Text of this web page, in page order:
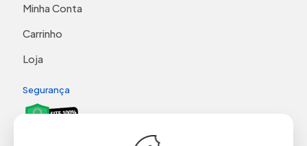
Minha Conta
Carrinho
Loja
Segurança